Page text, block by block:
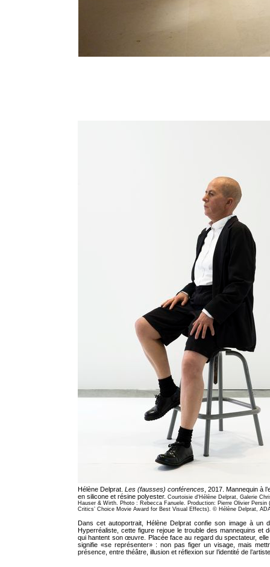
Hélène Delprat. Les (fausses) conférences, 2017. Mannequin à
en silicone et résine polyester. Courtoisie d'Hélène Delprat, Galerie
Hauser & Wirth. Photo : Rebecca Fanuele. Production: Pierre Olivier Persin
Critics’ Choice Movie Award for Best Visual Effects). © Hélène Delprat,
Dans cet autoportrait, Hélène Delprat confie son image à un
Hyperréaliste, cette figure rejoue le trouble des mannequins et
qui hantent son œuvre. Placée face au regard du spectateur,
signifie «se représenter» : non pas figer un visage, mais
présence, entre théâtre, illusion et réflexion sur l’identité de